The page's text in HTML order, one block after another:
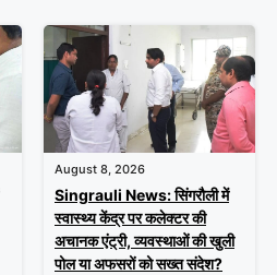
August 8, 2026
Singrauli News: सिंगरौली में
स्वास्थ्य केंद्र पर कलेक्टर की
अचानक एंट्री, व्यवस्थाओं की खुली
पोल या अफसरों को सख्त संदेश?